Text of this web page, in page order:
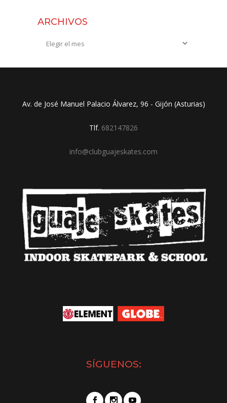
ARCHIVOS
Archivos
Av. de José Manuel Palacio Álvarez, 96 - Gijón (Asturias)
Tlf. 682147826
info@clubguajeskates.com
SÍGUENOS: